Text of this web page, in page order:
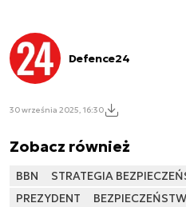
Defence24
30 września 2025, 16:30
Zobacz również
BBN
STRATEGIA
PREZYDENT